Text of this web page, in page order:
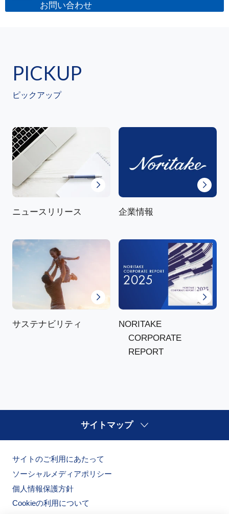
お問い合わせ
PICKUP
ピックアップ
ニュースリリース 企業情報
サステナビリティ
NORITAKE
CORPORATE
REPORT
サイトマップ
サイトのご利用にあたって
ソーシャルメディアポリシー
個人情報保護方針
Cookieの利用について